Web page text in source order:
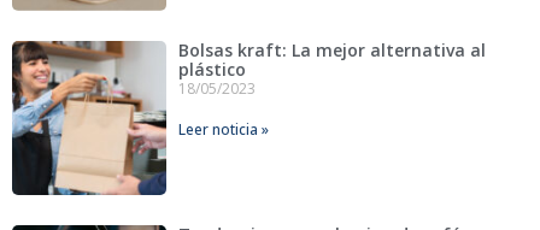
Bolsas kraft: La mejor alternativa al
plástico
18/05/2023
Leer noticia »